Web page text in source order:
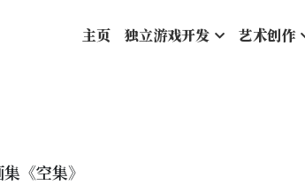
主页 独立游戏开发 艺术创作
《空集》